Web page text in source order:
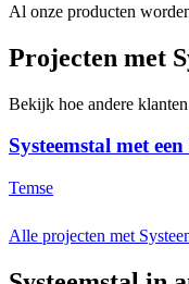
Al onze producten
Projecten met
Bekijk hoe andere
Systeemstal met
Temse
Alle projecten met